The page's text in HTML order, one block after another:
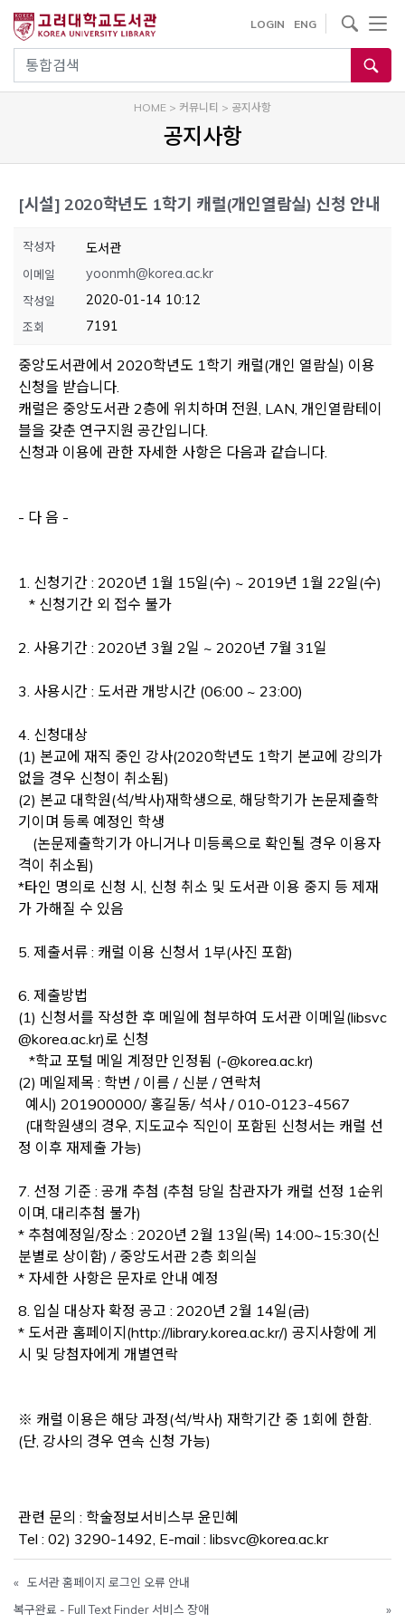
건
기
통합검색
LOGIN ENG
사이트내 검색
HOME > 커뮤니티 > 공지사항
공지사항
[시설]2020학년도 1학기 캐럴(개인열람실) 신청 안내
작성자 도서관
이메일 yoonmh@korea.ac.kr
작성일 2020-01-14 10:12
조회 7191
중앙도서관에서 2020학년도 1학기 캐럴(개인 열람실) 이용
신청을 받습니다.
캐럴은 중앙도서관 2층에 위치하며 전원, LAN, 개인열람테이
블을 갖춘 연구지원 공간입니다.
신청과 이용에 관한 자세한 사항은 다음과 같습니다.
- 다 음 -
1. 신청기간 : 2020년 1월 15일(수) ~ 2019년 1월 22일(수)
* 신청기간 외 접수 불가
2. 사용기간 : 2020년 3월 2일 ~ 2020년 7월 31일
3. 사용시간 : 도서관 개방시간 (06:00 ~ 23:00)
4. 신청대상
(1) 본교에 재직 중인 강사(2020학년도 1학기 본교에 강의가
없을 경우 신청이 취소됨)
(2) 본교 대학원(석/박사)재학생으로, 해당학기가 논문제출학
기이며 등록 예정인 학생
(논문제출학기가 아니거나 미등록으로 확인될 경우 이용자
격이 취소됨)
*타인 명의로 신청 시, 신청 취소 및 도서관 이용 중지 등 제재
가 가해질 수 있음
5. 제출서류 : 캐럴 이용 신청서 1부(사진 포함)
6. 제출방법
(1) 신청서를 작성한 후 메일에 첨부하여 도서관 이메일(libsvc
@korea.ac.kr)로 신청
*학교 포털 메일 계정만 인정됨 (-@korea.ac.kr)
(2) 메일제목 : 학번 / 이름 / 신분 / 연락처
예시) 201900000/ 홍길동/ 석사 / 010-0123-4567
(대학원생의 경우, 지도교수 직인이 포함된 신청서는 캐럴 선
정 이후 재제출 가능)
7. 선정 기준 : 공개 추첨 (추첨 당일 참관자가 캐럴 선정 1순위
이며, 대리추첨 불가)
* 추첨예정일/장소 : 2020년 2월 13일(목) 14:00~15:30(신
분별로 상이함) / 중앙도서관 2층 회의실
* 자세한 사항은 문자로 안내 예정
8. 입실 대상자 확정 공고 : 2020년 2월 14일(금)
* 도서관 홈페이지(http://library.korea.ac.kr/) 공지사항에 게
시 및 당첨자에게 개별연락
※ 캐럴 이용은 해당 과정(석/박사) 재학기간 중 1회에 한함.
(단, 강사의 경우 연속 신청 가능)
관련 문의 : 학술정보서비스부 윤민혜
Tel : 02) 3290-1492, E-mail : libsvc@korea.ac.kr
« 도서관 홈페이지 로그인 오류 안내
복구완료 - Full Text Finder 서비스 장애
»